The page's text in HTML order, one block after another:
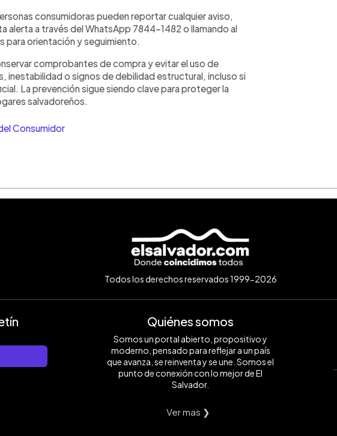
consumidoras pueden reportar cualquier aviso,
alerta a través del WhatsApp 7844-1482 o llamando al
para orientación y seguimiento.
comprobantes de compra y evitar el uso de
inestabilidad o signos de debilidad estructural, incluso si
La prevención sigue siendo clave para proteger la
salvadoreños.
Consumidor
Todos los derechos reservados 1999-2026
Quiénes somos
Somos un portal abierto, propositivo y
moderno, pensado para reflejar a un país
que avanza, se reinventa y se une. Somos el
punto de conexión con lo mejor de El
Salvador.
Ver mas ❯